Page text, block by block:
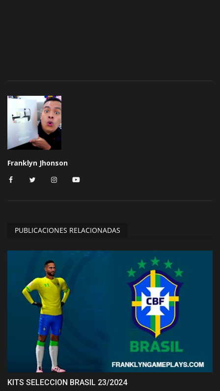
Franklyn Jhonson
PUBLICACIONES RELACIONADAS
KITS SELECCION BRASIL 23/2024